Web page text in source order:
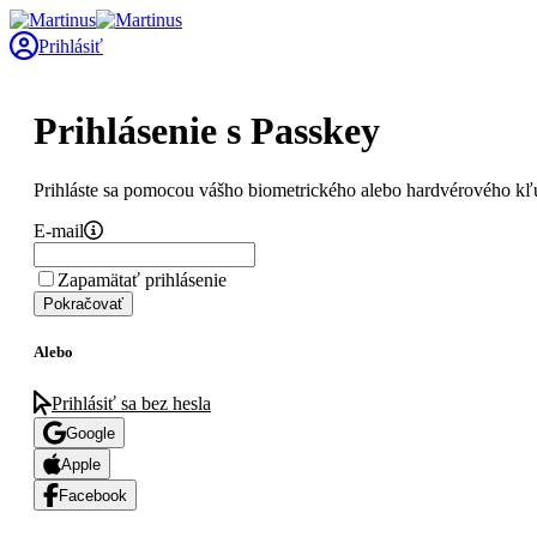
Prihlásiť
Prihlásenie s Passkey
Prihláste sa pomocou vášho biometrického alebo hardvérového
E-mail
Zapamätať prihlásenie
Pokračovať
Alebo
Prihlásiť sa bez hesla
Google
Apple
Facebook